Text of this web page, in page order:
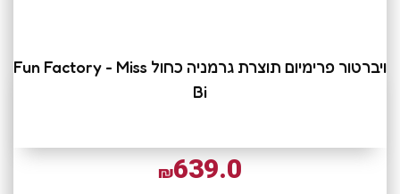
ויברטור פרימיום תוצרת גרמניה כחול Fun Factory - Miss
Bi
₪639.0